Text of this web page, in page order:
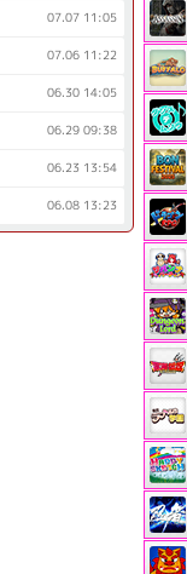
07.07 11:05
07.06 11:22
06.30 14:05
06.29 09:38
06.23 13:54
06.08 13:23